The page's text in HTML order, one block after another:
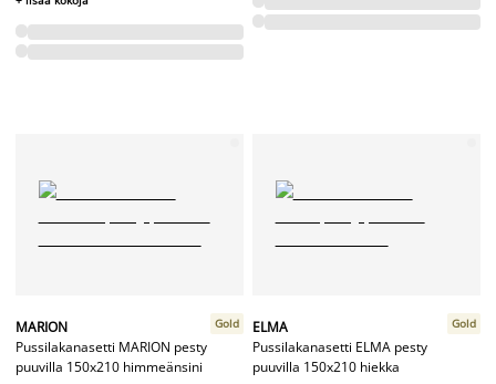
MARION
Pussilakanasetti MARION pesty
puuvilla 150x210 himmeänsini
Gold
ELMA
Pussilakanasetti ELMA pesty
puuvilla 150x210 hiekka
Gold